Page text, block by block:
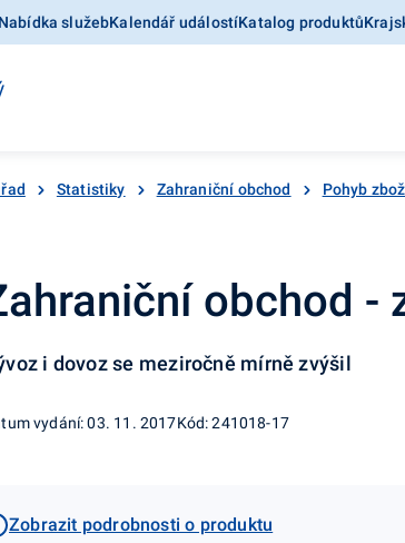
Nabídka služebKalendář událostíKatalog produktů
Statistiky Zahraniční obchod Pohyb
obchod -
i dovoz se meziročně mírně zvýšil
vydání: 03. 11. 2017Kód: 241018-17
Zobrazit podrobnosti o produktu